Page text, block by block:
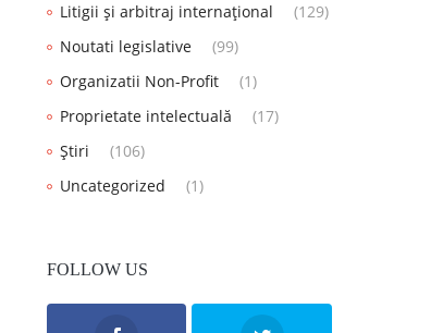
Litigii și arbitraj internațional
(129)
Noutati legislative
(99)
Organizatii Non-Profit
(1)
Proprietate intelectuală
(17)
Știri
(106)
Uncategorized
(1)
FOLLOW US